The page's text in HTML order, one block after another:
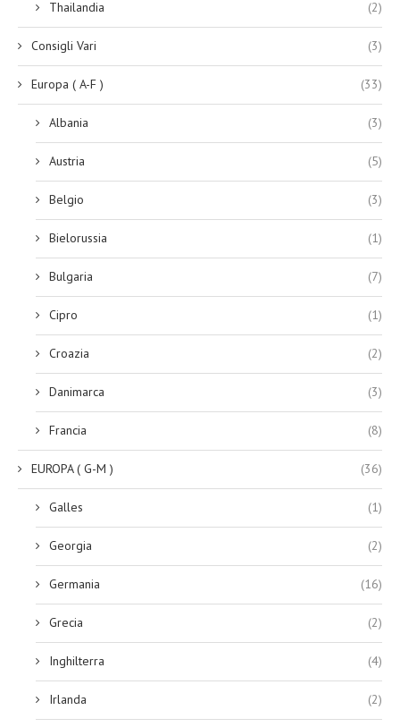
Thailandia (2)
Consigli Vari (3)
Europa ( A-F ) (33)
Albania (3)
Austria (5)
Belgio (3)
Bielorussia (1)
Bulgaria (7)
Cipro (1)
Croazia (2)
Danimarca (3)
Francia (8)
EUROPA ( G-M ) (36)
Galles (1)
Georgia (2)
Germania (16)
Grecia (2)
Inghilterra (4)
Irlanda (2)